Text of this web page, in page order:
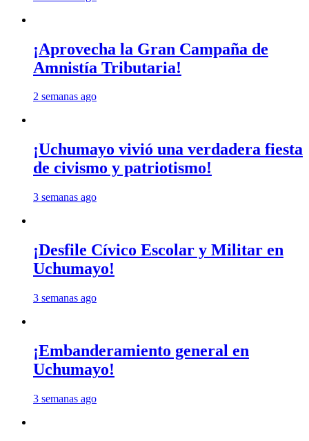
¡Aprovecha la Gran Campaña de
Amnistía Tributaria!
2 semanas ago
¡Uchumayo vivió una verdadera fiesta
de civismo y patriotismo!
3 semanas ago
¡Desfile Cívico Escolar y Militar en
Uchumayo!
3 semanas ago
¡Embanderamiento general en
Uchumayo!
3 semanas ago